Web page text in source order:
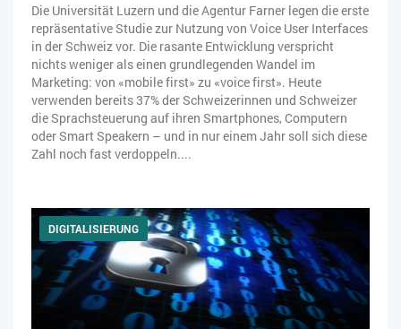
Die Universität Luzern und die Agentur Farner legen die erste
repräsentative Studie zur Nutzung von Voice User Interfaces
in der Schweiz vor. Die rasante Entwicklung verspricht
nichts weniger als einen grundlegenden Wandel im
Marketing: von «mobile first» zu «voice first». Heute
verwenden bereits 37% der Schweizerinnen und Schweizer
die Sprachsteuerung auf ihren Smartphones, Computern
oder Smart Speakern – und in nur einem Jahr soll sich diese
Zahl noch fast verdoppeln....
DIGITALISIERUNG